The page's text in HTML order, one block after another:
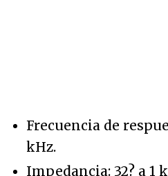
Frecuencia de
kHz.
Impedancia: 32? a 1